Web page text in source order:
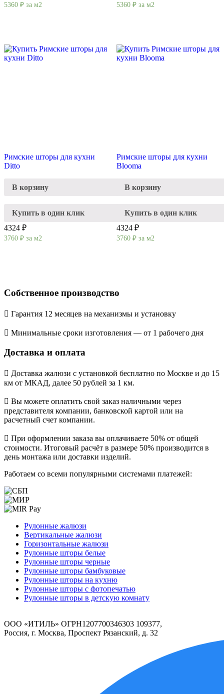
5360 ₽ за м2 5360 ₽ за м2
Римские шторы для кухни
Ditto
В корзину
Купить в один клик
4324 ₽
3760 ₽ за м2
Римские шторы для кухни
Blooma
В корзину
Купить в один клик
4324 ₽
3760 ₽ за м2
Собственное производство
Гарантия 12 месяцев на механизмы и установку
Минимальные сроки изготовления — от 1 рабочего дня
Доставка и оплата
Доставка жалюзи с установкой бесплатно по Москве и до 15
км от МКАД, далее 50 рублей за 1 км.
Вы можете оплатить свой заказ наличными через
представителя компании, банковской картой или на
расчетный счет компании.
При оформлении заказа вы оплачиваете 50% от общей
стоимости. Итоговый расчёт в размере 50% производится в
день монтажа или доставки изделий.
Работаем со всеми популярными системами платежей:
Рулонные жалюзи
Вертикальные жалюзи
Горизонтальные жалюзи
Рулонные шторы белые
Рулонные шторы черные
Рулонные шторы бамбуковые
Рулонные шторы на кухню
Рулонные шторы с фотопечатью
Рулонные шторы в детскую комнату
ООО «ИТИЛЬ» ОГРН1207700346303 109377,
Россия, г. Москва, Проспект Рязанский, д. 32